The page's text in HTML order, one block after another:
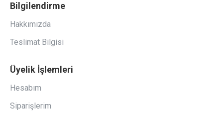
Bilgilendirme
Hakkımızda
Teslimat Bilgisi
Üyelik İşlemleri
Hesabım
Siparişlerim